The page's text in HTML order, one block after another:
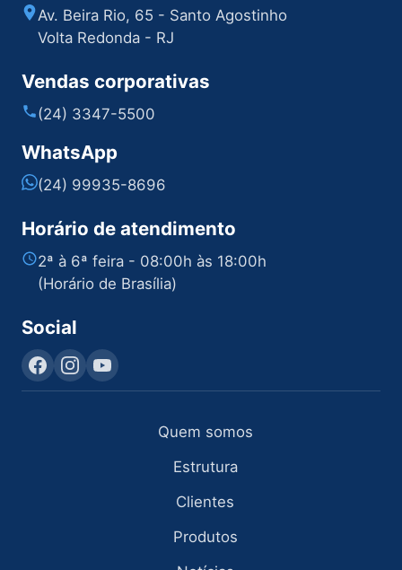
Av. Beira Rio, 65 - Santo Agostinho
Volta Redonda - RJ
Vendas corporativas
(24) 3347-5500
WhatsApp
(24) 99935-8696
Horário de atendimento
2ª à 6ª feira - 08:00h às 18:00h
(Horário de Brasília)
Social
Quem somos
Estrutura
Clientes
Produtos